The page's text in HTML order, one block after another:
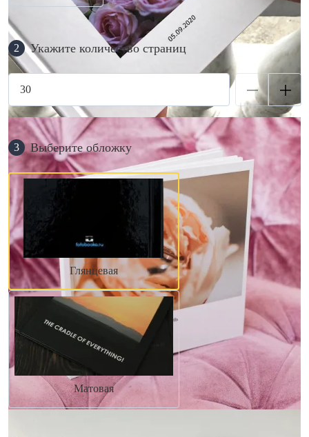
2 Укажите количество страниц
3 Выберите обложку
Глянцевая
Матовая